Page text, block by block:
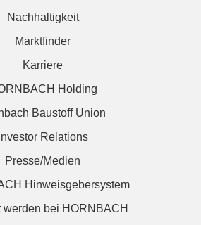
Nachhaltigkeit
Marktfinder
Karriere
Holding
Baustoff Union
Investor Relations
Presse/Medien
Hinweisgebersystem
werden bei HORNBACH